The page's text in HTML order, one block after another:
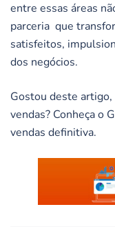
entre essas áreas
parceria que
satisfeitos,
dos negócios.
Gostou deste
vendas? Conheça o
vendas definitiva.